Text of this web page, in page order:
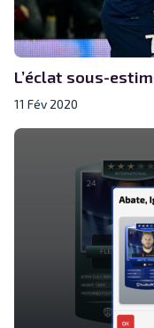
L’éclat sous-
11 Fév 2020